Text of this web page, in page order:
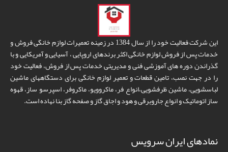
این شرکت فعالیت خود را از سال 1384 در زمینه تعمیرات لوازم خانگی فروش و
خدمات پس از فروش لوازم خانگی اکثر برندهای اروپایی ، آسیایی و آمریکایی و با
گذراندن دوره های آموزشی فنی و مدیریتی خدمات پس از فروش، فعالیت خود
را در جهت نصب، تامین قطعات و تعمیر لوازم خانگی برای دستگاههای ماشین
لباسشویی، ماشین ظرفشویی،انواع فر، ماکروویو، ماکروفر، اسپرسو ساز، قهوه
ساز اتوماتیک و انواع جاروبرقی و هود و اجاق گاز و صفحه گاز بنا نهاده است.
نمادهای ایران سرویس